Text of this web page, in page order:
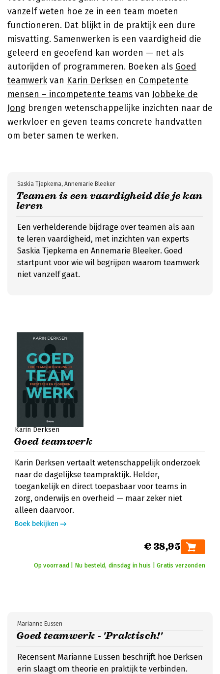
vanzelf weten hoe ze in een team moeten
functioneren. Dat blijkt in de praktijk een dure
misvatting. Samenwerken is een vaardigheid die
geleerd en geoefend kan worden — net als
autorijden of programmeren. Boeken als Goed
teamwerkvan Karin Derksen en Competente
mensen – incompetente teams van Jobbeke de
Jong brengen wetenschappelijke inzichten naar de
werkvloer en geven teams concrete handvatten
om beter samen te werken.
Teamen is een vaardigheid die je kan
leren
Saskia Tjepkema, Annemarie Bleeker
Een verhelderende bijdrage over teamen als aan
te leren vaardigheid, met inzichten van experts
Saskia Tjepkema en Annemarie Bleeker. Goed
startpunt voor wie wil begrijpen waarom teamwerk
niet vanzelf gaat.
Karin Derksen
Goed teamwerk
Karin Derksen vertaalt wetenschappelijk onderzoek
naar de dagelijkse teampraktijk. Helder,
toegankelijk en direct toepasbaar voor teams in
zorg, onderwijs en overheid — maar zeker niet
alleen daarvoor.
Boek bekijken
€ 38,95
Op voorraad | Nu besteld, dinsdag in huis | Gratis verzonden
Goed teamwerk - 'Praktisch!'
Marianne Eussen
Recensent Marianne Eussen beschrijft hoe Derksen
erin slaagt om theorie en praktijk te verbinden.